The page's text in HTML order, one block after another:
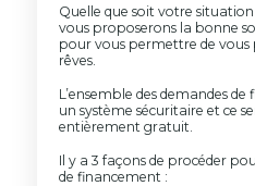
Quelle que soit votre
vous proposerons la bonne
pour vous permettre de vous
rêves.
L’ensemble des demandes
un système sécuritaire et ce
entièrement gratuit.
Il y a 3 façons de procéder
de financement :